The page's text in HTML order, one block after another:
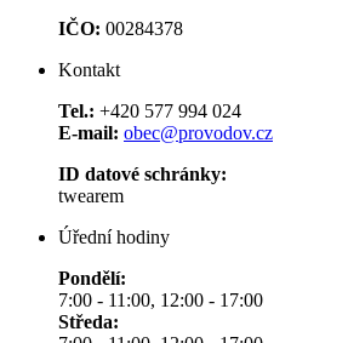
IČO: 00284378
Kontakt
Tel.: +420 577 994 024
E-mail: obec@provodov.cz
ID datové schránky:
twearem
Úřední hodiny
Pondělí:
7:00 - 11:00, 12:00 - 17:00
Středa: